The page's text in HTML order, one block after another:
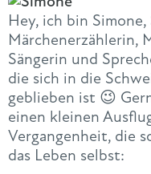
Hey, ich bin
Märchenerzählerin,
Sängerin und
die sich in die
geblieben ist 😉
einen kleinen
Vergangenheit, die
das Leben selbst: